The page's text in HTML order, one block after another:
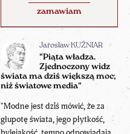
zamawiam
Jarosław KUŹNIAR
"Piąta władza.
Zjednoczony widz
świata ma dziś większą moc,
niż światowe media"
"Modne jest dziś mówić, że za
głupotę świata, jego płytkość,